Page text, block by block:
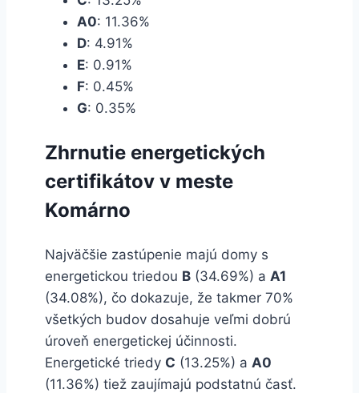
A0: 11.36%
D: 4.91%
E: 0.91%
F: 0.45%
G: 0.35%
Zhrnutie energetických
certifikátov v meste
Komárno
Najväčšie zastúpenie majú domy s
energetickou triedou B (34.69%) a A1
(34.08%), čo dokazuje, že takmer 70%
všetkých budov dosahuje veľmi dobrú
úroveň energetickej účinnosti.
Energetické triedy C (13.25%) a A0
(11.36%) tiež zaujímajú podstatnú časť.